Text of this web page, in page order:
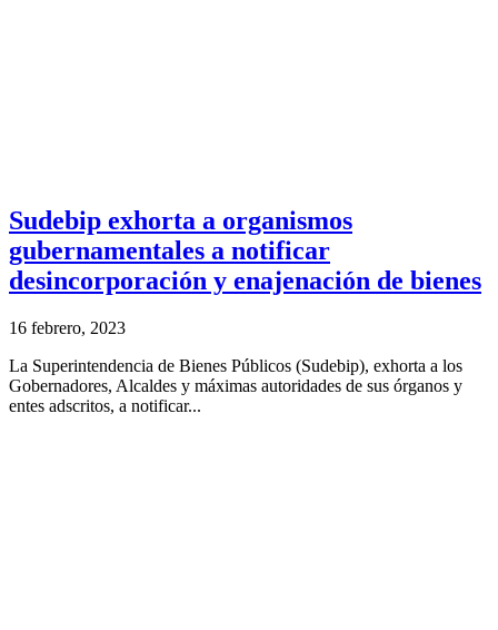
Sudebip exhorta a organismos
gubernamentales a notificar
desincorporación y enajenación de bienes
16 febrero, 2023
La Superintendencia de Bienes Públicos (Sudebip), exhorta a los
Gobernadores, Alcaldes y máximas autoridades de sus órganos y
entes adscritos, a notificar...